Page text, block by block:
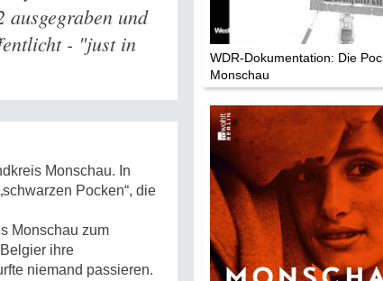
ausgegraben und
- "just in
Monschau. In
Pocken“, die
Monschau zum
ihre
niemand passieren.
Sightseeing:
Die Eifel
Eifelevents
Eifelkarte:
Drehorte &
Eifelkrimi:
Die Autoren
WDR-Dokumentation: Die
Monschau